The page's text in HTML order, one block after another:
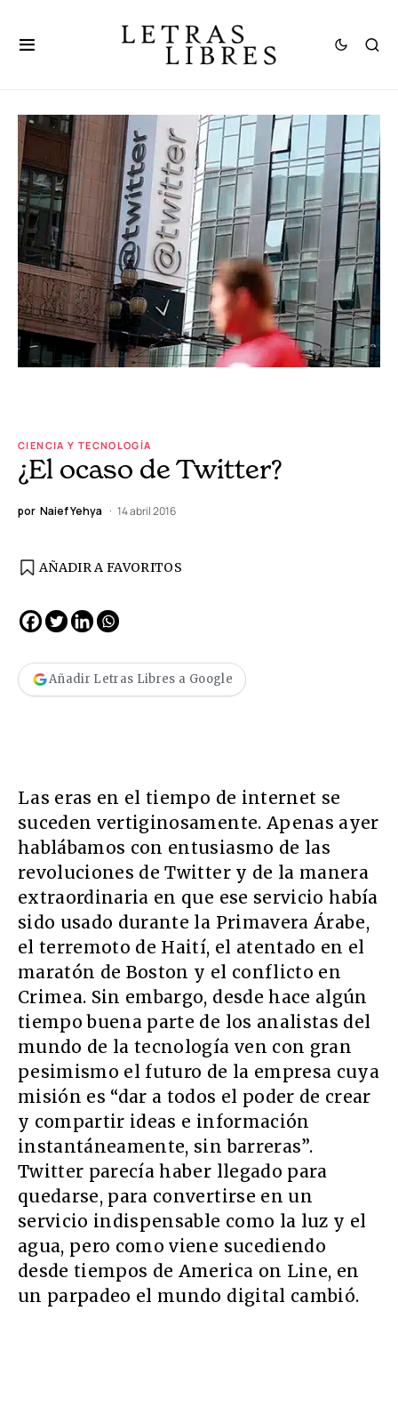
CIENCIA Y TECNOLOGÍA
¿El ocaso de Twitter?
por Naief Yehya 14 abril 2016
AÑADIR A FAVORITOS
Añadir Letras Libres a Google
Las eras en el tiempo de internet se
suceden vertiginosamente. Apenas ayer
hablábamos con entusiasmo de las
revoluciones de Twitter y de la manera
extraordinaria en que ese servicio había
sido usado durante la Primavera Árabe,
el terremoto de Haití, el atentado en el
maratón de Boston y el conflicto en
Crimea. Sin embargo, desde hace algún
tiempo buena parte de los analistas del
mundo de la tecnología ven con gran
pesimismo el futuro de la empresa cuya
misión es “dar a todos el poder de crear
y compartir ideas e información
instantáneamente, sin barreras”.
Twitter parecía haber llegado para
quedarse, para convertirse en un
servicio indispensable como la luz y el
agua, pero como viene sucediendo
desde tiempos de America on Line, en
un parpadeo el mundo digital cambió.